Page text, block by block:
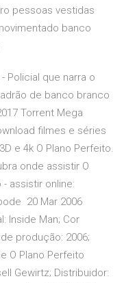
pessoas vestidas
banco
Policial que narra o
de banco branco
Torrent Mega
filmes e séries
e 4k O Plano Perfeito.
onde assistir O
- assistir online:
20 Mar 2006
Inside Man; Cor
produção: 2006;
O Plano Perfeito
Gewirtz; Distribuidor: